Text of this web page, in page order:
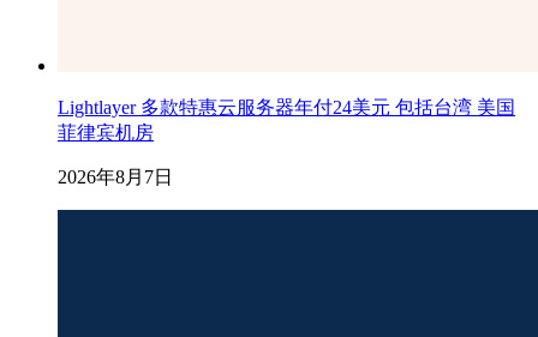
Lightlayer 多款特惠云服务器年付24美元 包括台湾 美国
菲律宾机房
2026年8月7日